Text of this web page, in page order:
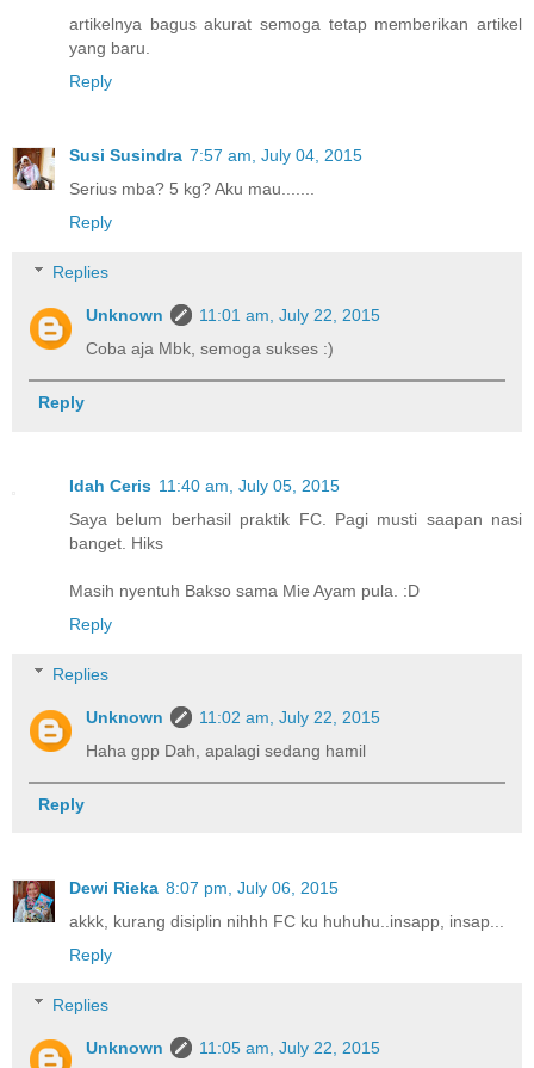
artikelnya bagus akurat semoga tetap memberikan artikel
yang baru.
Reply
Susi Susindra 7:57 am, July 04, 2015
Serius mba? 5 kg? Aku mau.......
Reply
Replies
Unknown
11:01 am, July 22, 2015
Coba aja Mbk, semoga sukses :)
Reply
Idah Ceris 11:40 am, July 05, 2015
Saya belum berhasil praktik FC. Pagi musti saapan nasi
banget. Hiks
Masih nyentuh Bakso sama Mie Ayam pula. :D
Reply
Replies
Unknown
11:02 am, July 22, 2015
Haha gpp Dah, apalagi sedang hamil
Reply
Dewi Rieka 8:07 pm, July 06, 2015
akkk, kurang disiplin nihhh FC ku huhuhu..insapp, insap...
Reply
Replies
Unknown
11:05 am, July 22, 2015